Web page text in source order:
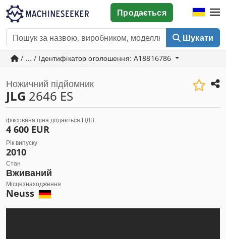
Шукати
Продається
/ ... / Ідентифікатор оголошення: A18816786
Ножичний підйомник
JLG 2646 ES
фіксована ціна додається ПДВ
4 600 EUR
Рік випуску
2010
Стан
Вживаний
Місцезнаходження
Neuss